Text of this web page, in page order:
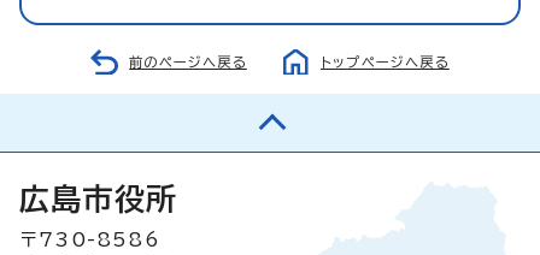
前のページへ戻る トップページへ戻る
広島市役所
〒730-8586